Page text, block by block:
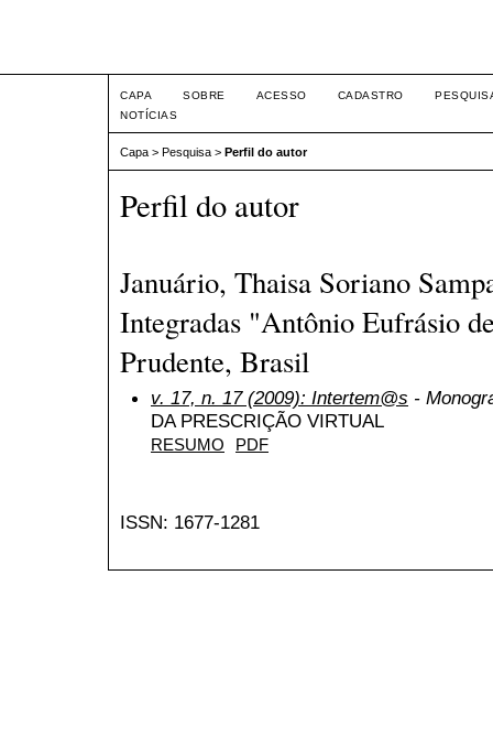
CAPA SOBRE ACESSO CADASTRO
NOTÍCIAS
Capa > Pesquisa > Perfil do autor
Perfil do autor
Januário, Thaisa Soriano
Integradas "Antônio Eufrásio
Prudente, Brasil
v. 17, n. 17 (2009): Intertem@s -
DA PRESCRIÇÃO VIRTUAL
RESUMO PDF
ISSN: 1677-1281